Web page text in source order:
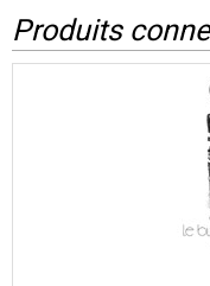
Produits